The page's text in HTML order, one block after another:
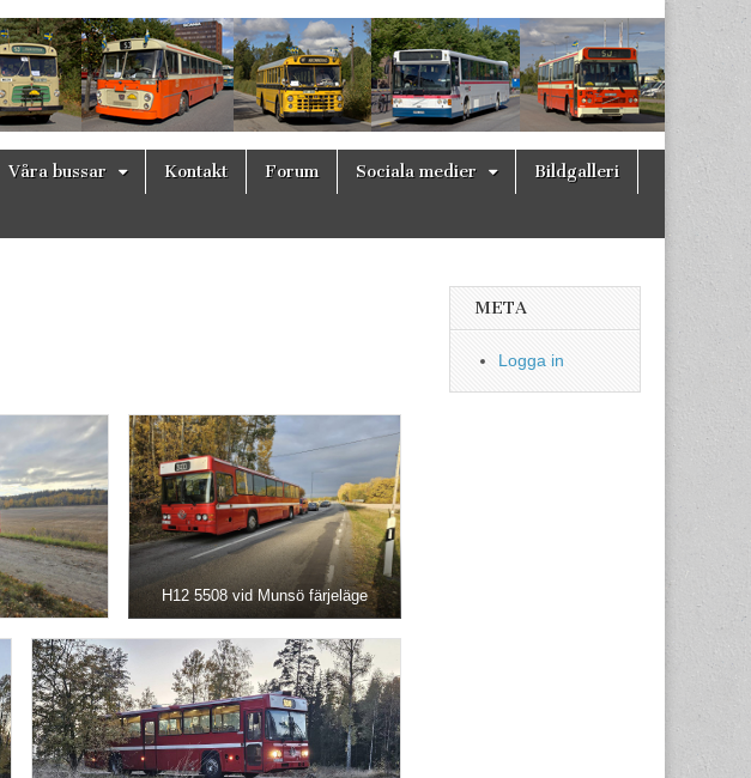
Våra bussar Kontakt Forum Sociala medier Bildgalleri
H12 5508 vid Munsö färjeläge
META
Logga in